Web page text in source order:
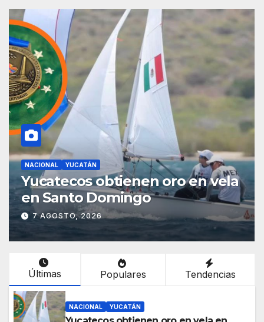
NACIONAL YUCATÁN
Yucatecos obtienen oro en vela
en Santo Domingo
7 AGOSTO, 2026
Últimas Populares Tendencias
NACIONAL YUCATÁN